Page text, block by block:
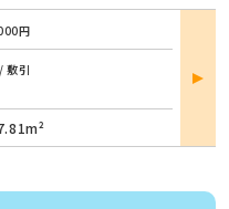
円
敷引
部屋
詳細